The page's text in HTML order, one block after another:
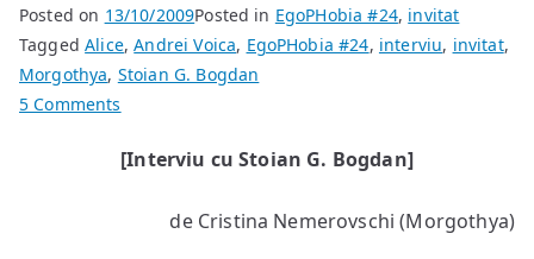
Posted on 13/10/2009Posted in EgoPHobia #24, invitat
TaggedAlice,Andrei Voica, EgoPHobia #24, interviu, invitat,
Morgothya, Stoian G. Bogdan
5 Comments
cartea
[Interviu cu Stoian G. Bogdan]
de Cristina Nemerovschi (Morgothya)